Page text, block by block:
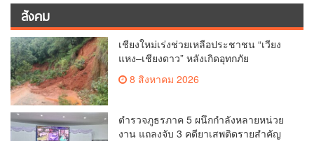
สังคม
เชียงใหม่เร่งช่วยเหลือประชาชน “เวียง
แหง–เชียงดาว” หลังเกิดอุทกภัย
8 สิงหาคม 2026
ตำรวจภูธรภาค 5 ผนึกกำลังหลายหน่วย
งาน แถลงจับ 3 คดียาเสพติดรายสำคัญ